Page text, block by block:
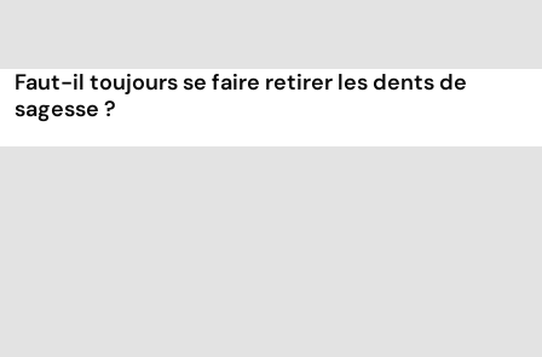
Faut-il toujours se faire retirer les dents de
sagesse ?